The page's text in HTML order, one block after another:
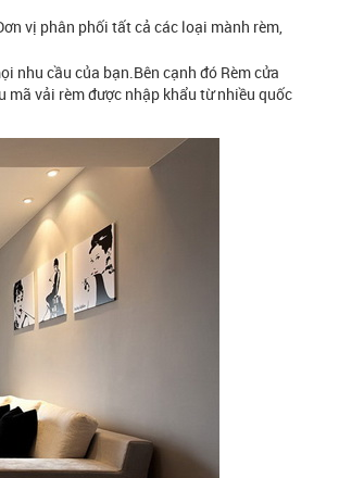
vị phân phối tất cả các loại mành rèm,
nhu cầu của bạn.Bên cạnh đó Rèm cửa
mã vải rèm được nhập khẩu từ nhiều quốc